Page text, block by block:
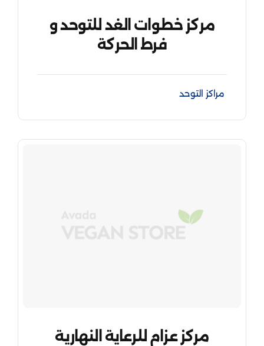
مركز خطوات الغد للتوحد و
فرط الحركة
مراكز التوحد
مركز عزام للرعاية النهارية